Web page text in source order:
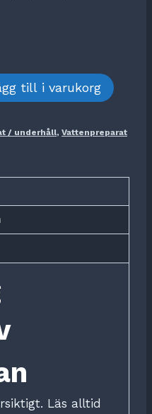
till i varukorg
/ underhåll, Vattenpreparat
Läs alltid